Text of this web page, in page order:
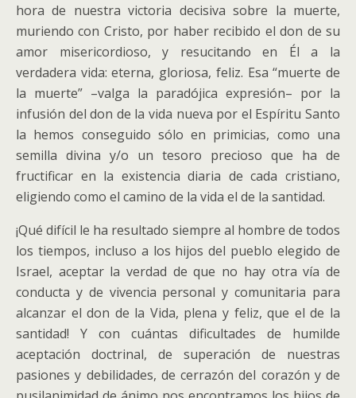
hora de nuestra victoria decisiva sobre la muerte,
muriendo con Cristo, por haber recibido el don de su
amor misericordioso, y resucitando en Él a la
verdadera vida: eterna, gloriosa, feliz. Esa “muerte de
la muerte” –valga la paradójica expresión– por la
infusión del don de la vida nueva por el Espíritu Santo
la hemos conseguido sólo en primicias, como una
semilla divina y/o un tesoro precioso que ha de
fructificar en la existencia diaria de cada cristiano,
eligiendo como el camino de la vida el de la santidad.
¡Qué difícil le ha resultado siempre al hombre de todos
los tiempos, incluso a los hijos del pueblo elegido de
Israel, aceptar la verdad de que no hay otra vía de
conducta y de vivencia personal y comunitaria para
alcanzar el don de la Vida, plena y feliz, que el de la
santidad! Y con cuántas dificultades de humilde
aceptación doctrinal, de superación de nuestras
pasiones y debilidades, de cerrazón del corazón y de